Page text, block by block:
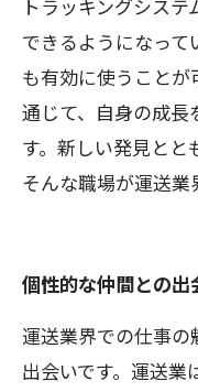
トラッキングシス
できるようになって
も有効に使うことが
通じて、自身の成
す。新しい発見とと
そんな職場が運送業
個性的な仲間との出
運送業界での仕事
出会いです。運送業